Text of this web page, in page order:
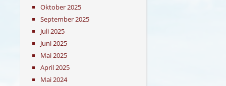
Oktober 2025
September 2025
Juli 2025
Juni 2025
Mai 2025
April 2025
Mai 2024